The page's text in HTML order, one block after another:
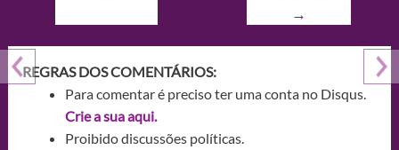
→
REGRAS DOS COMENTÁRIOS:
Para comentar é preciso ter uma conta no Disqus.
Crie a sua aqui.
Proibido discussões políticas.